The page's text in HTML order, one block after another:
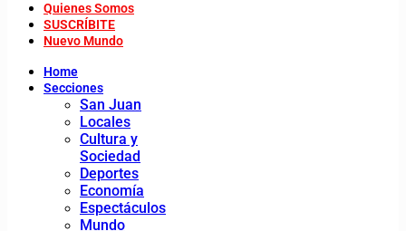
Quienes Somos
SUSCRÍBITE
Nuevo Mundo
Home
Secciones
San Juan
Locales
Cultura y
Sociedad
Deportes
Economía
Espectáculos
Mundo